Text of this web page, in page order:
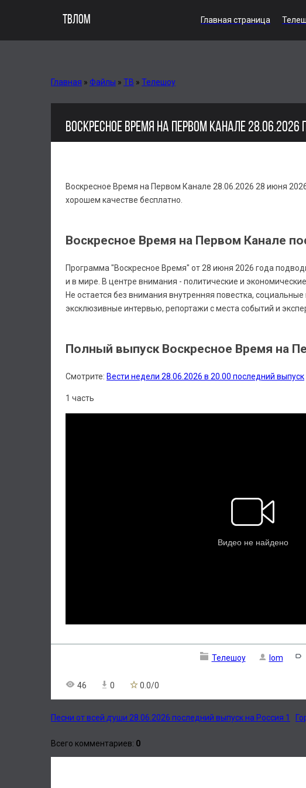
ТВЛОМ Главная страница
Главная » Файлы » ТВ » Телешоу
ВОСКРЕСНОЕ ВРЕМЯ НА ПЕРВОМ КАНАЛЕ
Воскресное Время на Первом Канале 28.06.2026 28 июня
хорошем качестве бесплатно.
Воскресное Время на Первом Канале
Программа "Воскресное Время" от 28 июня 2026 года
и в мире. В центре внимания - политические и
Не остается без внимания внутренняя повестка,
эксклюзивные интервью, репортажи с места событий и
Полный выпуск Воскресное Время на
Смотрите: Вести недели 28.06.2026 в 20.00 последний выпуск
1 часть
Телешоу lom
46 0 0.0/0
Песни от всей ꙣуши 28.06.2026 последний выпуск на Россия 1
Всего комментариев: 0